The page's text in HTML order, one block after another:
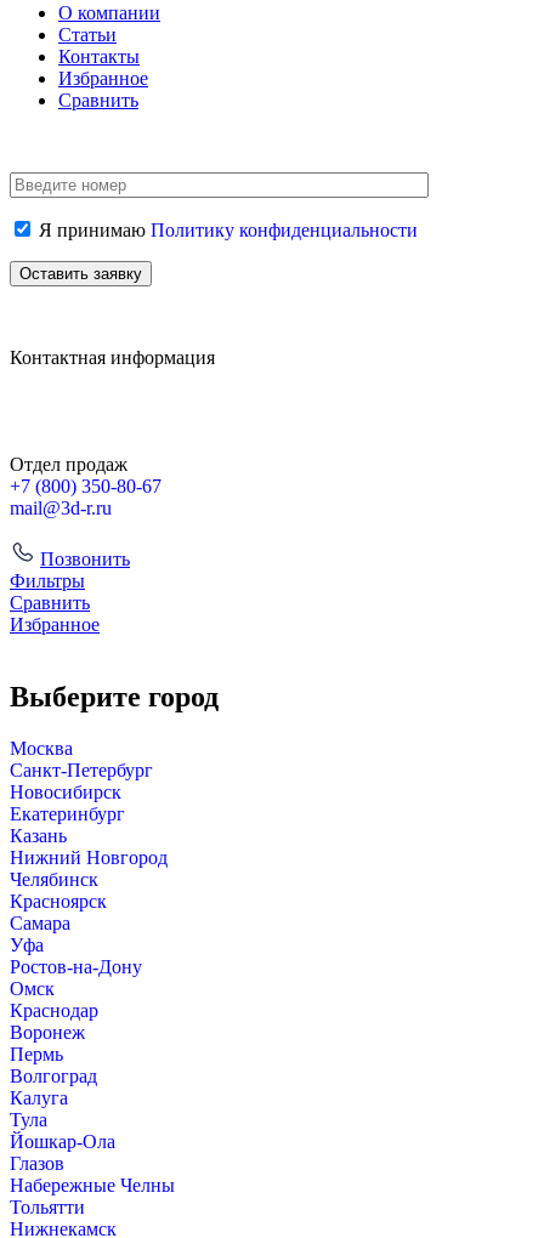
О компании
Статьи
Контакты
Избранное
Сравнить
Я принимаю Политику конфиденциальности
Контактная информация
Отдел продаж
+7 (800) 350-80-67
mail@3d-r.ru
Позвонить
Фильтры
Сравнить
Избранное
Выберите город
Москва
Санкт-Петербург
Новосибирск
Екатеринбург
Казань
Нижний Новгород
Челябинск
Красноярск
Самара
Уфа
Ростов-на-Дону
Омск
Краснодар
Воронеж
Пермь
Волгоград
Калуга
Тула
Йошкар-Ола
Глазов
Набережные Челны
Тольятти
Нижнекамск